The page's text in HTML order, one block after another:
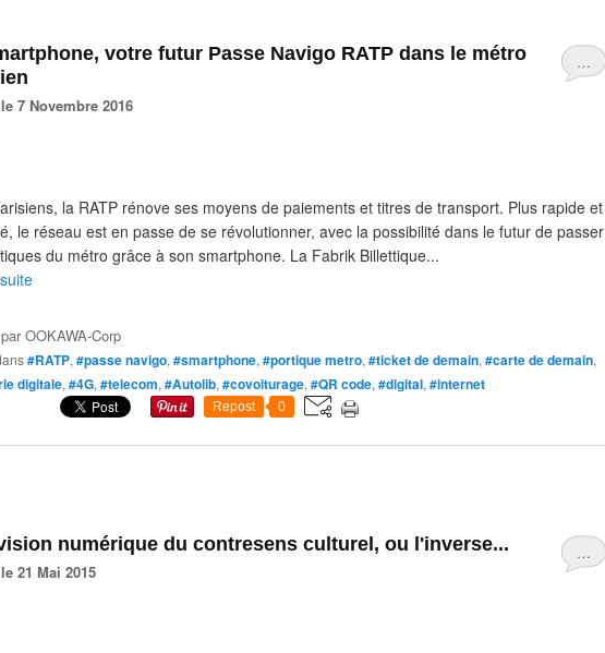
…
votre futur Passe Navigo RATP dans le métro
le 7 Novembre 2016
la RATP rénove ses moyens de paiements et titres de transport. Plus rapide et
le réseau est en passe de se révolutionner, avec la possibilité dans le futur de passer
du métro grâce à son smartphone. La Fabrik Billettique...
OOKAWA-Corp
#RATP, #passe navigo, #smartphone, #portique metro, #ticket de demain, #carte de demain,
digitale, #4G, #telecom, #Autolib, #covoiturage, #QR code, #digital, #internet
Repost 0
…
numérique du contresens culturel, ou l'inverse...
le 21 Mai 2015